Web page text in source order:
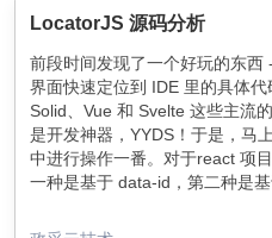
LocatorJS 源码分析
前段时间发现了一个好玩的东
界面快速定位到 IDE 里的具体代
Solid、Vue 和 Svelte 这些主流
是开发神器，YYDS！于是，马
中进行操作一番。对于react 项
一种是基于 data-id，第二种是
番。